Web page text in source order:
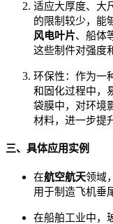
适应大厚度、大
的限制较少，能
风电叶片、船体
这些制件对强度
环保性：作为一
和固化过程中，
袋膜中，对环境
材料，进一步提
三、具体应用实例
在航空航天领域
用于制造飞机垂
在船舶工业中，